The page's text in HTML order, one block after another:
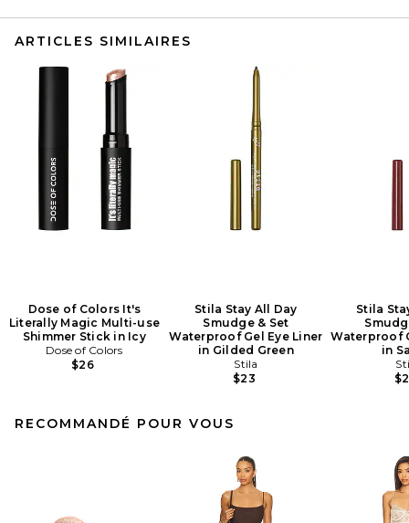
ARTICLES SIMILAIRES
Dose of Colors It's
Literally Magic Multi-use
Shimmer Stick in Icy
Dose of Colors
$26
Stila Stay All Day
Smudge & Set
Waterproof Gel Eye Liner
in Gilded Green
Stila
$23
Stila
Waterproof
in
RECOMMANDÉ POUR VOUS